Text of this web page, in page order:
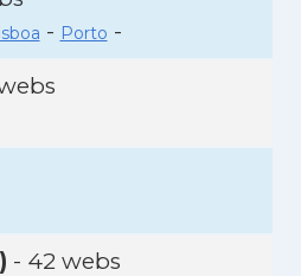
- Porto -
- 42 webs